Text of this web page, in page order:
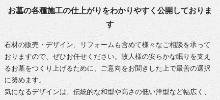
お墓の各種施工の仕上がりをわかりやすく公開しておりま
す
石材の販売・デザイン、リフォームも含めて様々なご相談を承って
おりますので、ぜひお任せください。故人様の安らかな眠りを支え
るお墓をつくり上げるために、ご意向をお聞きした上で最善の選択
に努めます。
気になるデザインは、伝統的な和型や高さの低い洋型など幅広く、